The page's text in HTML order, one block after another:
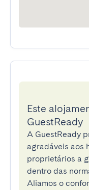
Este
GuestReady
A GuestReady
agradáveis aos
proprietários a
dentro das
Aliamos o